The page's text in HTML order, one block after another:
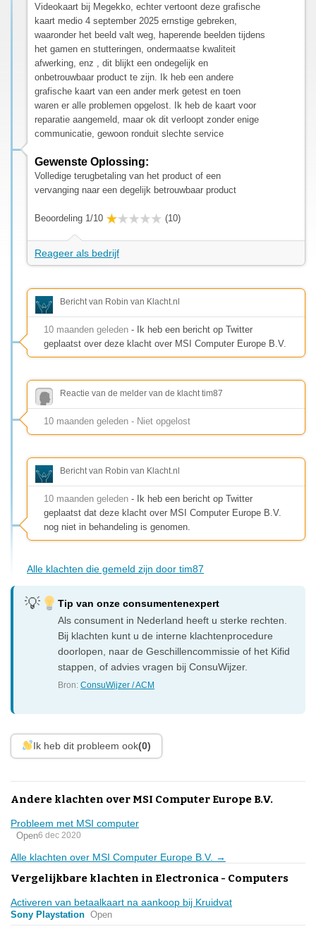
Videokaart bij Megekko, echter vertoont deze grafische
kaart medio 4 september 2025 ernstige gebreken,
waaronder het beeld valt weg, haperende beelden tijdens
het gamen en stutteringen, ondermaatse kwaliteit
afwerking, enz , dit blijkt een ondegelijk en
onbetrouwbaar product te zijn. Ik heb een andere
grafische kaart van een ander merk getest en toen
waren er alle problemen opgelost. Ik heb de kaart voor
reparatie aangemeld, maar ok dit verloopt zonder enige
communicatie, gewoon ronduit slechte service
Gewenste Oplossing:
Volledige terugbetaling van het product of een
vervanging naar een degelijk betrouwbaar product
Beoordeling 1/10 (10)
Reageer als bedrijf
Bericht van Robin van Klacht.nl
10 maanden geleden - Ik heb een bericht op Twitter
geplaatst over deze klacht over MSI Computer Europe B.V.
Reactie van de melder van de klacht tim87
10 maanden geleden - Niet opgelost
Bericht van Robin van Klacht.nl
10 maanden geleden - Ik heb een bericht op Twitter
geplaatst dat deze klacht over MSI Computer Europe B.V.
nog niet in behandeling is genomen.
Alle klachten die gemeld zijn door tim87
Tip van onze consumentenexpert
Als consument in Nederland heeft u sterke rechten.
Bij klachten kunt u de interne klachtenprocedure
doorlopen, naar de Geschillencommissie of het Kifid
stappen, of advies vragen bij ConsuWijzer.
Bron:ConsuWijzer / ACM
Ik heb dit probleem ook(0)
Andere klachten over MSI Computer Europe B.V.
Probleem met MSI computer
Open6 dec 2020
Alle klachten over MSI Computer Europe B.V. →
Vergelijkbare klachten in Electronica - Computers
Activeren van betaalkaart na aankoop bij Kruidvat
Sony Playstation Open